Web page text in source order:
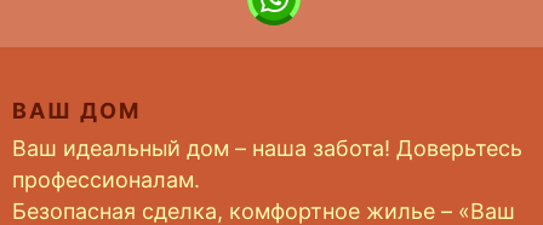
ВАШ ДОМ
Ваш идеальный дом – наша забота! Доверьтесь
профессионалам.
Безопасная сделка, комфортное жилье – «Ваш